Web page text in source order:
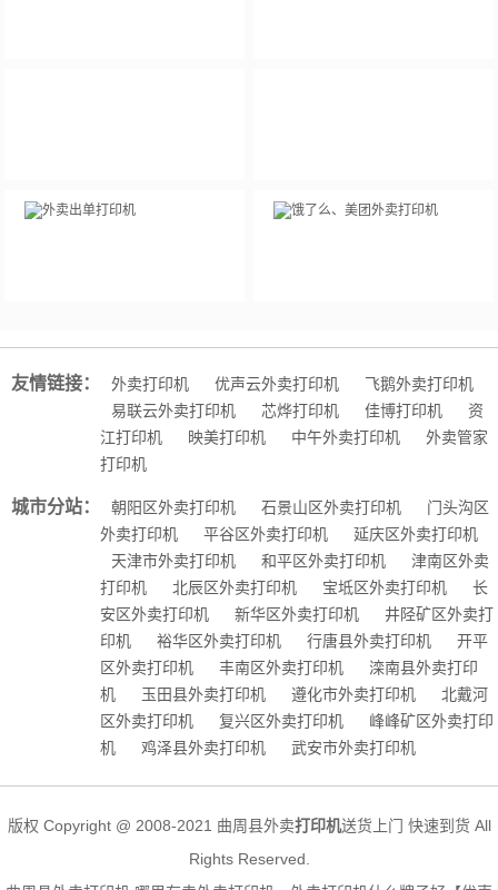
友情链接： 外卖打印机 优声云外卖打印机
飞鹅外卖打印机
易联云外卖打印机
芯烨打印机 佳博打印机
资
江打印机
映美打印机 中午外卖打印机
外卖管家
打印机
城市分站： 朝阳区外卖打印机 石景山区外卖打印机
门头沟区
外卖打印机
平谷区外卖打印机
延庆区外卖打印机
天津市外卖打印机
和平区外卖打印机
津南区外卖
打印机
北辰区外卖打印机 宝坻区外卖打印机
长
安区外卖打印机
新华区外卖打印机
井陉矿区外卖打
印机
裕华区外卖打印机 行唐县外卖打印机
开平
区外卖打印机
丰南区外卖打印机
滦南县外卖打印
机
玉田县外卖打印机 遵化市外卖打印机
北戴河
区外卖打印机
复兴区外卖打印机
峰峰矿区外卖打印
机
鸡泽县外卖打印机 武安市外卖打印机
版权 Copyright @ 2008-2021 曲周县外卖打印机送货上门 快速到货 All
Rights Reserved.